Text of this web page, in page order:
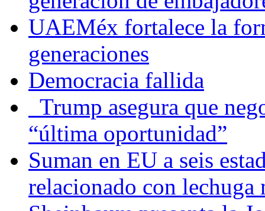
UAEMéx fortalece la
generaciones
Democracia fallida
Trump asegura que
“última oportunidad”
Suman en EU a seis
relacionado con lechuga